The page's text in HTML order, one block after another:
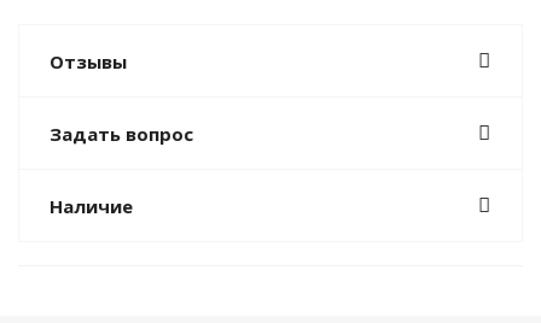
Отзывы
Задать вопрос
Наличие